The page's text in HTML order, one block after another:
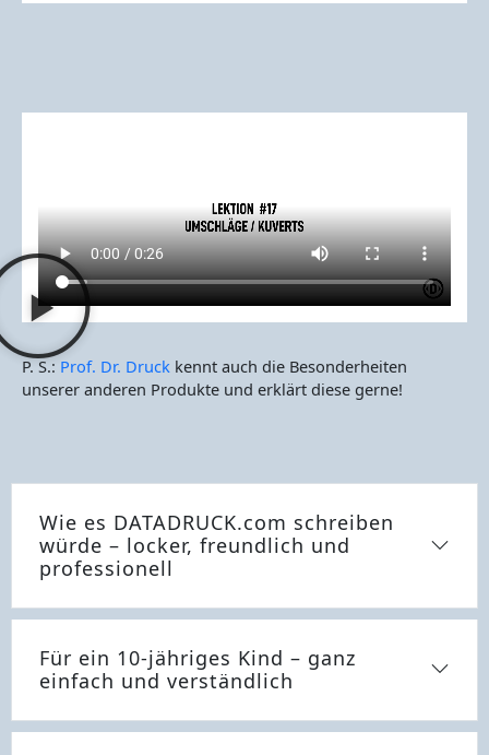
P. S.: Prof. Dr. Druck kennt auch die Besonderheiten
unserer anderen Produkte und erklärt diese gerne!
Wie es DATADRUCK.com schreiben
würde – locker, freundlich und
professionell
Für ein 10-jähriges Kind – ganz
einfach und verständlich